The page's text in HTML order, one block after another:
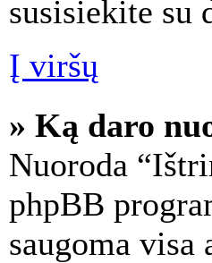
susisiekite su
Į viršų
» Ką daro
Nuoroda
phpBB
saugoma